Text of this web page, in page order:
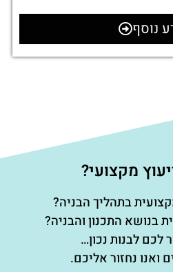
נוסף
מקצועי?
בתהליך הבניה?
בנושא התכנון והבניה?
לכם לבנות נכון…
ואנו נחזור אליכם.